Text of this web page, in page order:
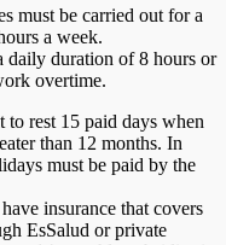
must be carried out for a
a week.
daily duration of 8 hours or
overtime.
to rest 15 paid days when
than 12 months. In
must be paid by the
insurance that covers
EsSalud or private